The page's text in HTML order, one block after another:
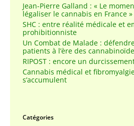
Jean-Pierre Galland : « Le
légaliser le cannabis en France »
SHC : entre réalité médicale et
prohibitionniste
Un Combat de Malade :
patients à l’ère des
RIPOST : encore un
Cannabis médical et
s’accumulent
Catégories